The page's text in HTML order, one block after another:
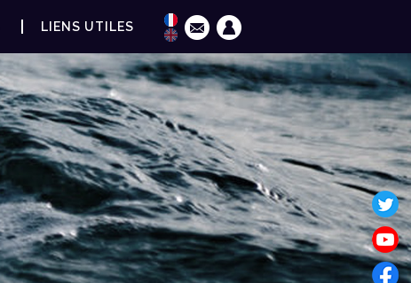
LIENS UTILES